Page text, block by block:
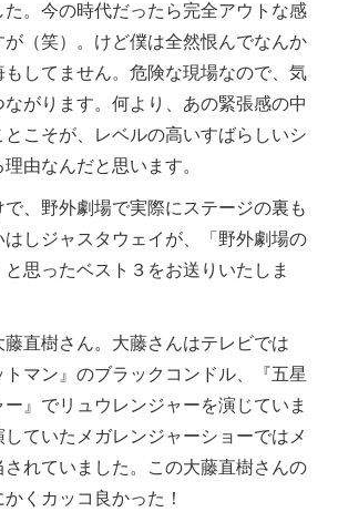
。今の時代だったら完全アウトな感
が（笑）。けど僕は全然恨んでなんか
もしてません。危険な現場なので、気
がります。何より、あの緊張感の中
こそが、レベルの高いすばらしいシ
由なんだと思います。
、野外劇場で実際にステージの裏も
しジャスタウェイが、「野外劇場の
思ったベスト３をお送りいたしま
直樹さん。大藤さんはテレビでは
トマン』のブラックコンドル、『五星
』でリュウレンジャーを演じていま
していたメガレンジャーショーではメ
されていました。この大藤直樹さんの
くカッコ良かった！